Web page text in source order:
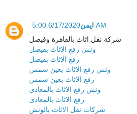
ايمن 6/17/2020 5:00 AM
شركة نقل اثاث بالقاهرة وفيصل
ونش رفع الاثاث بفيصل
رفع الاثاث بفيصل
ونش رفع الاثاث بعين شمس
رفع الاثاث بعين شمس
ونش رفع الاثاث بالمعادى
رفع الاثاث بالمعادى
شركات نقل الاثاث بالونش